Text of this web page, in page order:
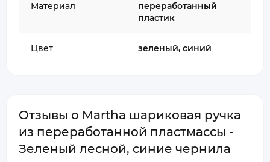
Материал
переработанный
пластик
Цвет зеленый, синий
Отзывы о Martha шариковая ручка
из переработанной пластмассы -
Зеленый лесной, синие чернила